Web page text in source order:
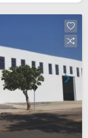
a sua visita!!
ARBIX